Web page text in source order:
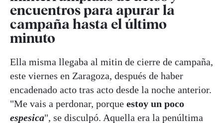
encuentros para apurar la
campaña hasta el último
minuto
Ella misma llegaba al mitin de cierre de campaña,
este viernes en Zaragoza, después de haber
encadenado acto tras acto desde la noche anterior.
"Me vais a perdonar, porque estoy un poco
espesica", se disculpó. Aquella era la penúltima